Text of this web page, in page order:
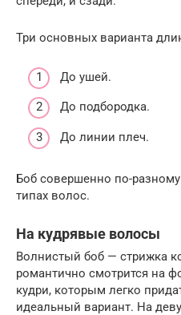
Три основных варианта
До ушей.
До подбородка.
До линии плеч.
Боб совершенно по-
типах волос.
На кудрявые волосы
Волнистый боб — стрижка
романтично смотрится на
кудри, которым легко
идеальный вариант. На